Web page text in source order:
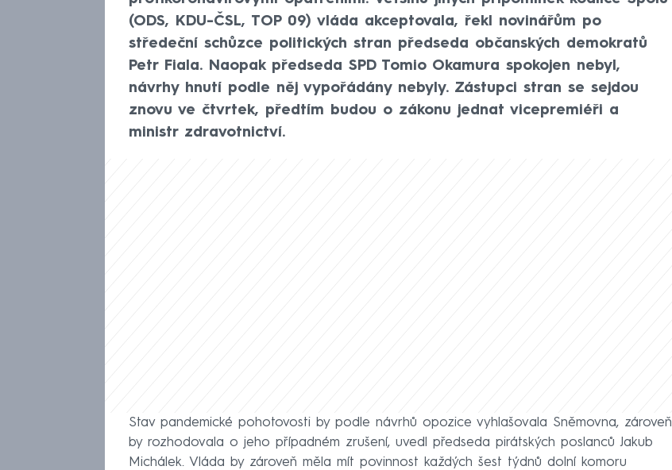
(ODS, KDU-ČSL, TOP 09) vláda akceptovala, řekl novinářům po
středeční schůzce politických stran předseda občanských demokratů
Petr Fiala. Naopak předseda SPD Tomio Okamura spokojen nebyl,
návrhy hnutí podle něj vypořádány nebyly. Zástupci stran se sejdou
znovu ve čtvrtek, předtím budou o zákonu jednat vicepremiéři a
ministr zdravotnictví.
Stav pandemické pohotovosti by podle návrhů opozice vyhlašovala Sněmovna, zároveň
by rozhodovala o jeho případném zrušení, uvedl předseda pirátských poslanců Jakub
Michálek. Vláda by zároveň měla mít povinnost každých šest týdnů dolní komoru